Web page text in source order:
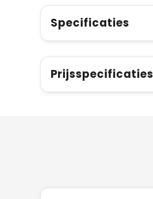
Specificaties
Prijsspecificaties